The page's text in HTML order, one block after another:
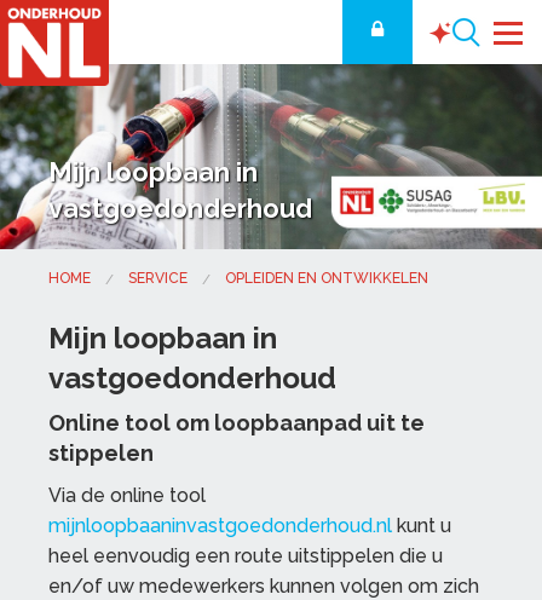
Mijn loopbaan in
vastgoedonderhoud
HOME SERVICE OPLEIDEN EN ONTWIKKELEN
Mijn loopbaan in
vastgoedonderhoud
Online tool om loopbaanpad uit te
stippelen
Via de online tool
mijnloopbaaninvastgoedonderhoud.nl kunt u
heel eenvoudig een route uitstippelen die u
en/of uw medewerkers kunnen volgen om zich